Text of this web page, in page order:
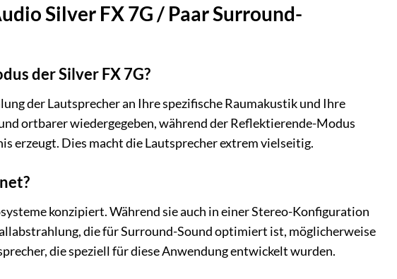
Silver FX 7G / Paar Surround-
der Silver FX 7G?
der Lautsprecher an Ihre spezifische Raumakustik und Ihre
ortbarer wiedergegeben, während der Reflektierende-Modus
erzeugt. Dies macht die Lautsprecher extrem vielseitig.
konzipiert. Während sie auch in einer Stereo-Konfiguration
die für Surround-Sound optimiert ist, möglicherweise
die speziell für diese Anwendung entwickelt wurden.